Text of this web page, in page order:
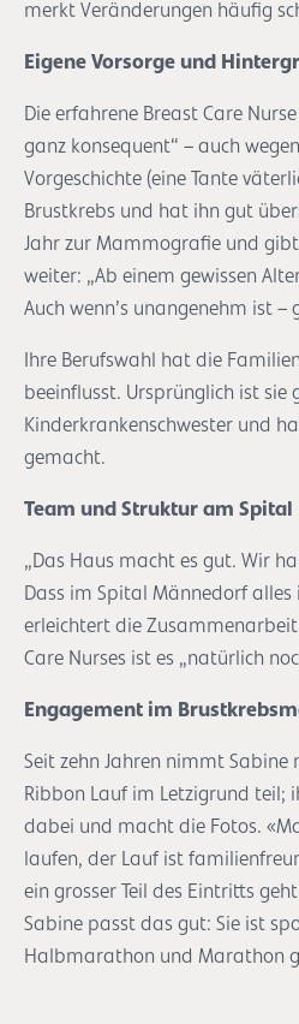
merkt Veränderungen häufig
Eigene Vorsorge und
Die erfahrene Breast Care
ganz konsequent“ – auch
Vorgeschichte (eine Tante
Brustkrebs und hat ihn gut
Jahr zur Mammografie und
weiter: „Ab einem gewissen
Auch wenn’s unangenehm ist –
Ihre Berufswahl hat die
beeinflusst. Ursprünglich ist sie
Kinderkrankenschwester und
gemacht.
Team und Struktur am Spital
„Das Haus macht es gut. Wir
Dass im Spital Männedorf alles
erleichtert die
Care Nurses ist es „natürlich
Engagement im
Seit zehn Jahren nimmt Sabine
Ribbon Lauf im Letzigrund teil;
dabei und macht die Fotos.
laufen, der Lauf ist
ein grosser Teil des Eintritts
Sabine passt das gut: Sie ist
Halbmarathon und Marathon